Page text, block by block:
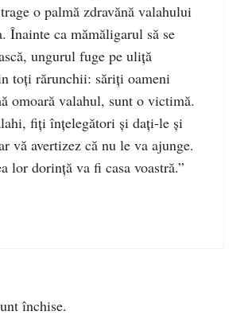
o palmă zdravănă valahului
Înainte ca mămăligarul să se
ungurul fuge pe uliţă
toţi rărunchii: săriţi oameni
omoară valahul, sunt o victimă.
fiţi înţelegători şi daţi-le şi
vă avertizez că nu le va ajunge.
lor dorinţă va fi casa voastră.”
închise.